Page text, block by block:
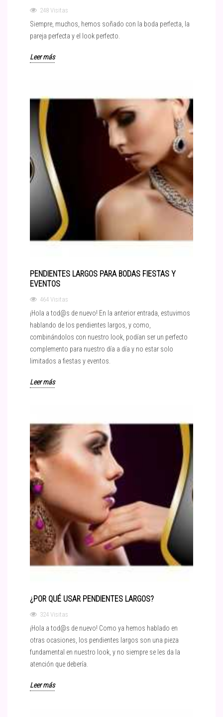
248 Visitas
Siempre, muchos, hemos soñado con la boda perfecta, la
pareja perfecta y el look perfecto.
Leer más
PENDIENTES LARGOS PARA BODAS FIESTAS Y
EVENTOS
464 Visitas
¡Hola a tod@s de nuevo! En la anterior entrada, estuvimos
hablando de los pendientes largos, y como,
combinándolos con nuestro look, podían ser un perfecto
complemento para nuestro día a día y no estar solo
limitados a fiestas y eventos.
Leer más
¿POR QUÉ USAR PENDIENTES LARGOS?
324 Visitas
¡Hola a tod@s de nuevo! Como ya hemos hablado en
otras ocasiones, los pendientes largos son una pieza
fundamental en nuestro look, y no siempre se les da la
atención que debería.
Leer más